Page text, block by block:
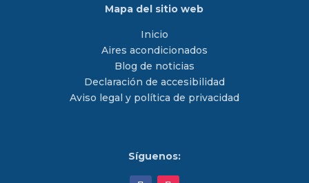
Mapa del sitio web
Inicio
Aires acondicionados
Blog de noticias
Declaración de accesibilidad
Aviso legal y política de privacidad
Síguenos: